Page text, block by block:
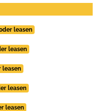
leasen
leasen
leasen
leasen
leasen